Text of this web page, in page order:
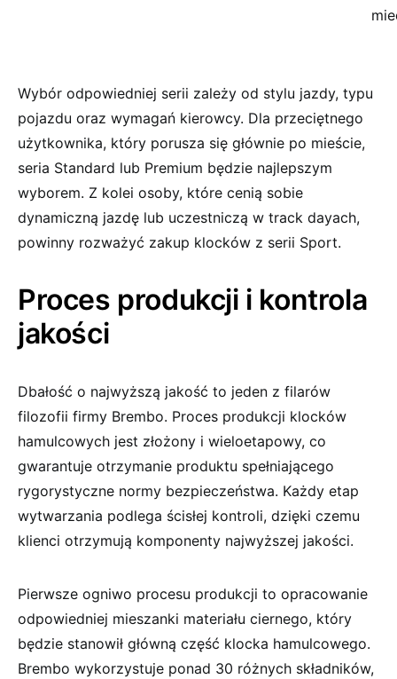
Wybór odpowiedniej serii zależy od stylu jazdy, typu
pojazdu oraz wymagań kierowcy. Dla przeciętnego
użytkownika, który porusza się głównie po mieście,
seria Standard lub Premium będzie najlepszym
wyborem. Z kolei osoby, które cenią sobie
dynamiczną jazdę lub uczestniczą w track dayach,
powinny rozważyć zakup klocków z serii Sport.
Proces produkcji i kontrola
jakości
Dbałość o najwyższą jakość to jeden z filarów
filozofii firmy Brembo. Proces produkcji klocków
hamulcowych jest złożony i wieloetapowy, co
gwarantuje otrzymanie produktu spełniającego
rygorystyczne normy bezpieczeństwa. Każdy etap
wytwarzania podlega ścisłej kontroli, dzięki czemu
klienci otrzymują komponenty najwyższej jakości.
Pierwsze ogniwo procesu produkcji to opracowanie
odpowiedniej mieszanki materiału ciernego, który
będzie stanowił główną część klocka hamulcowego.
Brembo wykorzystuje ponad 30 różnych składników,